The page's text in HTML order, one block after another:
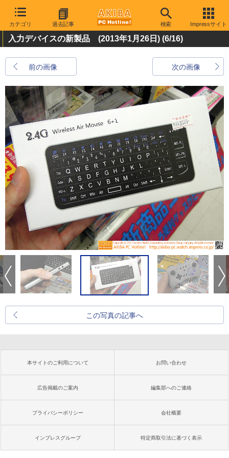
カテゴリ 過去記事 検索 Impressサイト
入力デバイスの新製品 (2013年1月26日) (6/16)
前の画像 次の画像
この写真の記事へ
本サイトのご利用について お問い合わせ
広告掲載のご案内 編集部へのご連絡
プライバシーポリシー 会社概要
インプレスグループ 特定商取引法に基づく表示